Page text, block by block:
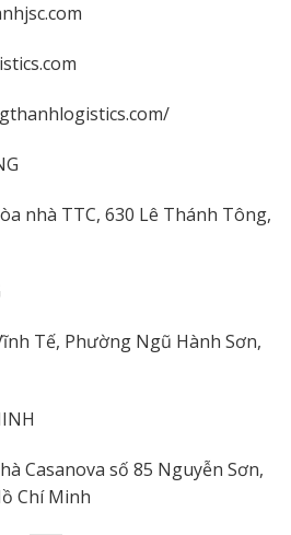
nhà TTC, 630 Lê Thánh Tông,
Tế, Phường Ngũ Hành Sơn,
Casanova số 85 Nguyễn Sơn,
Chí Minh